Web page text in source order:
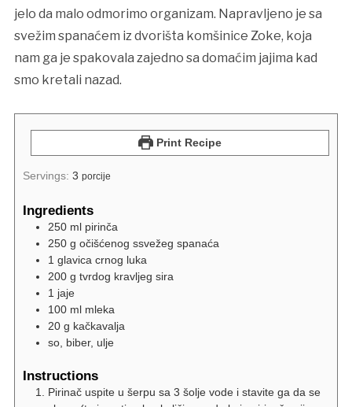
jelo da malo odmorimo organizam. Napravljeno je sa
svežim spanaćem iz dvorišta komšinice Zoke, koja
nam ga je spakovala zajedno sa domaćim jajima kad
smo kretali nazad.
Print Recipe
Servings: 3 porcije
Ingredients
250 ml pirinča
250 g očišćenog ssvežeg spanaća
1 glavica crnog luka
200 g tvrdog kravljeg sira
1 jaje
100 ml mleka
20 g kačkavalja
so, biber, ulje
Instructions
Pirinač uspite u šerpu sa 3 šolje vode i stavite ga da se